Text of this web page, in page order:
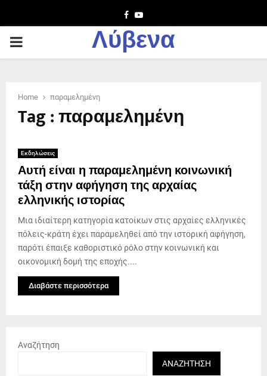
Facebook
Youtube
PRIMARY
Λύβενα
Home παραμελημένη
Tag : παραμελημένη
Εκδηλώσεις
Αυτή είναι η παραμελημένη κοινωνική
τάξη στην αφήγηση της αρχαίας
ελληνικής ιστορίας
Μια ιδιαίτερη κατηγορία κατοίκων στις αρχαίες ελληνικές
πόλεις-κράτη έχει παραμεληθεί από την ιστορική αφήγηση,
παρότι έπαιξε καθοριστικό ρόλο στην κοινωνική και
οικονομική δομή της εποχής....
Διαβάστε περισσότερα
Αναζήτηση
ΑΝΑΖΉΤΗΣΗ